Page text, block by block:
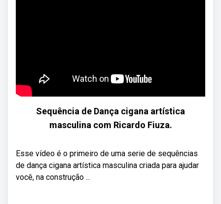
Sequência de Dança cigana artística
masculina com Ricardo Fiuza.
Esse vídeo é o primeiro de uma serie de sequências
de dança cigana artística masculina criada para ajudar
você, na construção ...